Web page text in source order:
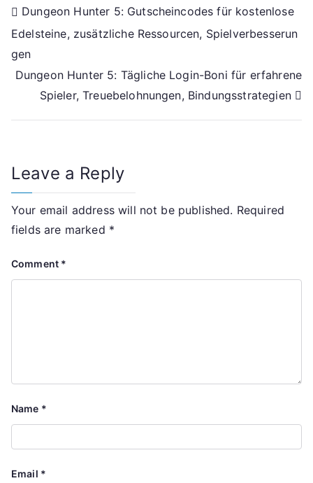
Post
navigation
Dungeon Hunter 5: Gutscheincodes für kostenlose
Edelsteine, zusätzliche Ressourcen, Spielverbesserun
gen
Dungeon Hunter 5: Tägliche Login-Boni für erfahrene
Spieler, Treuebelohnungen, Bindungsstrategien
Leave a Reply
Your email address will not be published. Required
fields are marked *
Comment *
Name *
Email *